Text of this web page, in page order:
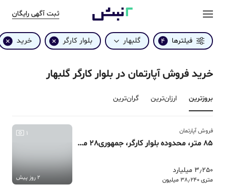
ثبت آگهی رایگان
فیلترها 4 گلبهار بلوار کارگر خرید
خرید فروش آپارتمان در بلوار کارگر گلبهار
بروزترین‌ ارزان‌ترین گران‌ترین
فروش آپارتمان
85 متر، محدوده بلوار کارگر، جمهوری28 مجتمع پاژ
3٫250 میلیارد
متری 38٫240 میلیون
1
2 روز پیش